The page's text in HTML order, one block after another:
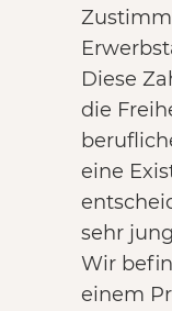
Diese
die
eine
sehr
Wir
einem